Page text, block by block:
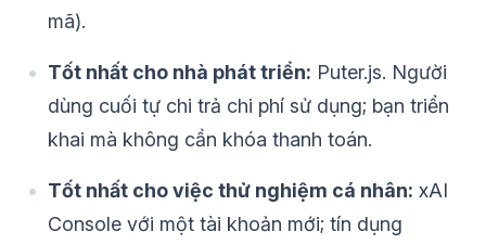
mã).
Tốt nhất cho nhà phát triển: Puter.js. Người
dùng cuối tự chi trả chi phí sử dụng; bạn triển
khai mà không cần khóa thanh toán.
Tốt nhất cho việc thử nghiệm cá nhân: xAI
Console với một tài khoản mới; tín dụng